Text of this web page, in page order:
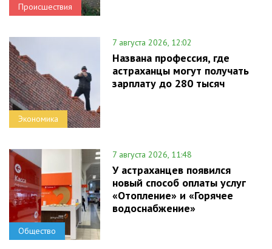
Происшествия
Экономика
7 августа 2026, 12:02
Названа профессия, где
астраханцы могут получать
зарплату до 280 тысяч
Общество
7 августа 2026, 11:48
У астраханцев появился
новый способ оплаты услуг
«Отопление» и «Горячее
водоснабжение»